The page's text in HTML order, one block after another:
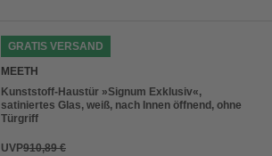
GRATIS VERSAND
MEETH
Kunststoff-Haustür »Signum Exklusiv«,
satiniertes Glas, weiß, nach Innen öffnend, ohne
Türgriff
UVP910,89 €